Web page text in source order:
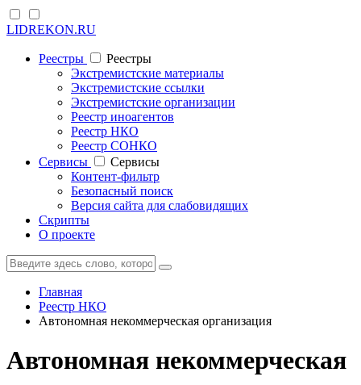
LIDREKON.RU
Реестры
Реестры
Экстремистские материалы
Экстремистские ссылки
Экстремистские организации
Реестр иноагентов
Реестр НКО
Реестр СОНКО
Cервисы
Cервисы
Контент-фильтр
Безопасный поиск
Версия сайта для слабовидящих
Скрипты
О проекте
Главная
Реестр НКО
Автономная некоммерческая организация
Автономная некоммерческая